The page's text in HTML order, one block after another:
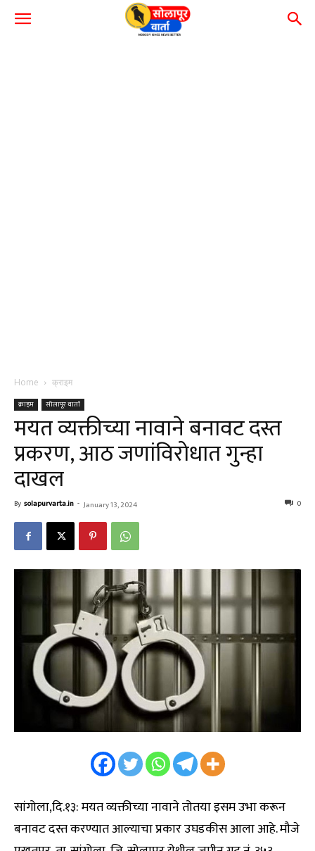
Home क्राइम
क्राइम सोलापूर वार्ता
मयत व्यक्तीच्या नावाने बनावट दस्त
प्रकरण, आठ जणांविरोधात गुन्हा
दाखल
By solapurvarta.in - January 13, 2024 0
सांगोला,दि.१३: मयत व्यक्तीच्या नावाने तोतया इसम उभा करून
बनावट दस्त करण्यात आल्याचा प्रकार उघडकीस आला आहे. मौजे